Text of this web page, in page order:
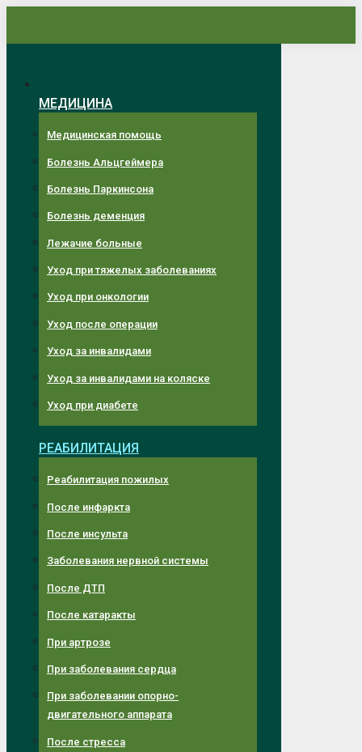
МЕДИЦИНА
Медицинская помощь
Болезнь Альцгеймера
Болезнь Паркинсона
Болезнь деменция
Лежачие больные
Уход при тяжелых заболеваниях
Уход при онкологии
Уход после операции
Уход за инвалидами
Уход за инвалидами на коляске
Уход при диабете
РЕАБИЛИТАЦИЯ
Реабилитация пожилых
После инфаркта
После инсульта
Заболевания нервной системы
После ДТП
После катаракты
При артрозе
При заболевания сердца
При заболевании опорно-
двигательного аппарата
После стресса